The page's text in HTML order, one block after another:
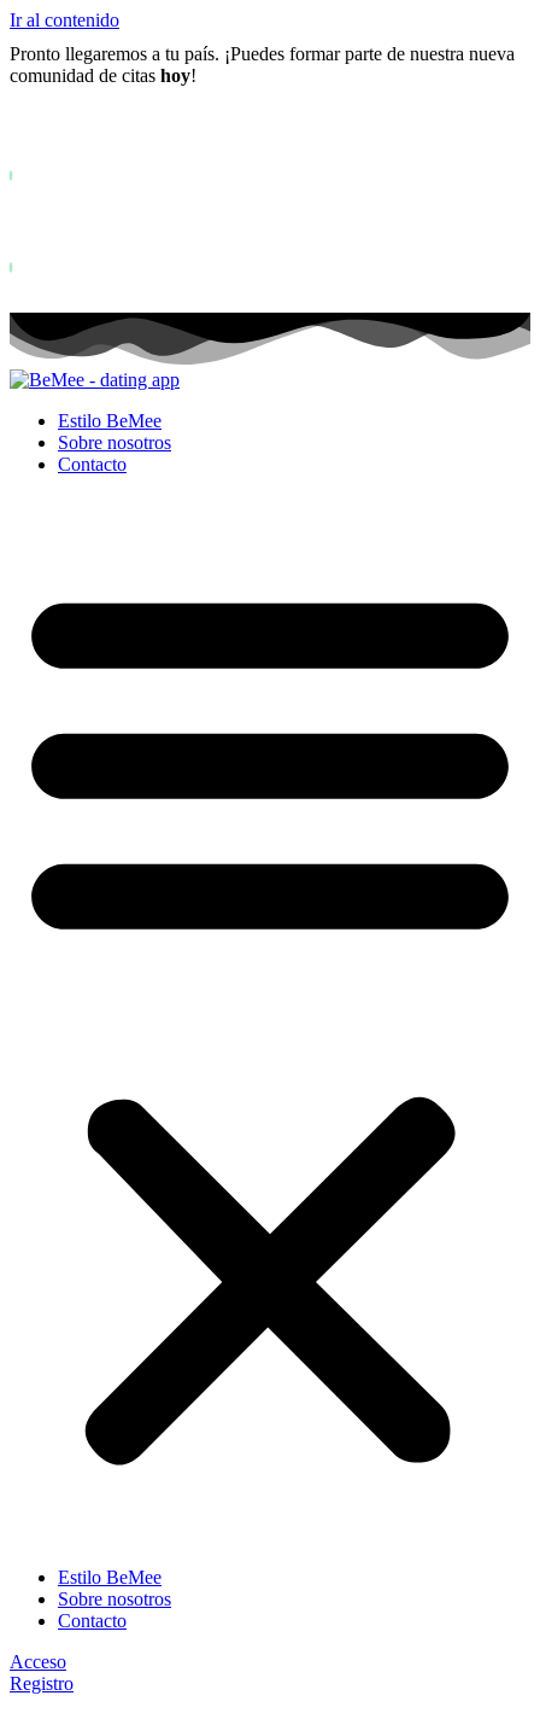
Ir al contenido
Pronto llegaremos a tu país. ¡Puedes formar parte de nuestra nueva
comunidad de citas hoy!
Estilo BeMee
Sobre nosotros
Contacto
Estilo BeMee
Sobre nosotros
Contacto
Acceso
Registro